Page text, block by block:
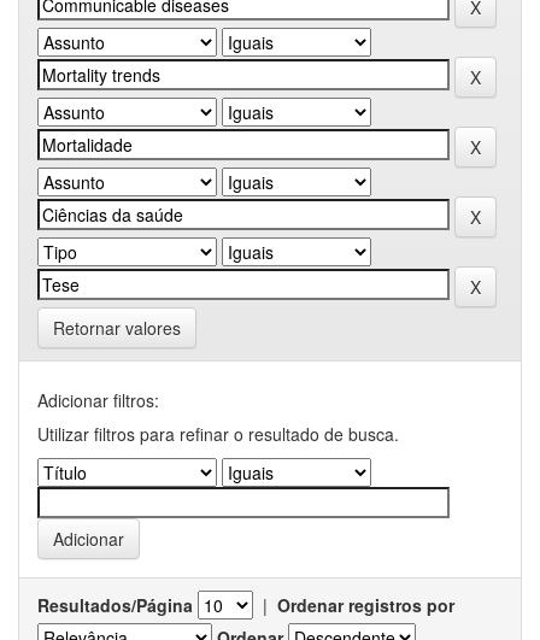
Retornar valores
Adicionar filtros:
Utilizar filtros para refinar o resultado de busca.
Resultados/Página | Ordenar registros por